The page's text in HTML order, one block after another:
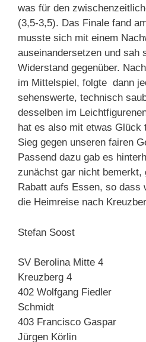
was für den
(3,5-3,5). Das Finale fand
musste sich mit einem
auseinandersetzen und sah
Widerstand gegenüber.
im Mittelspiel, folgte dann
sehenswerte, technisch
desselben im
hat es also mit etwas Glück
Sieg gegen unseren fairen
Passend dazu gab es
zunächst gar nicht bemerkt,
Rabatt aufs Essen, so dass
die Heimreise nach
Stefan Soost
SV Berolina Mitte 4
Kreuzberg 4
402 Wolfgang Fiedler
Schmidt
403 Francisco
Jürgen Körlin